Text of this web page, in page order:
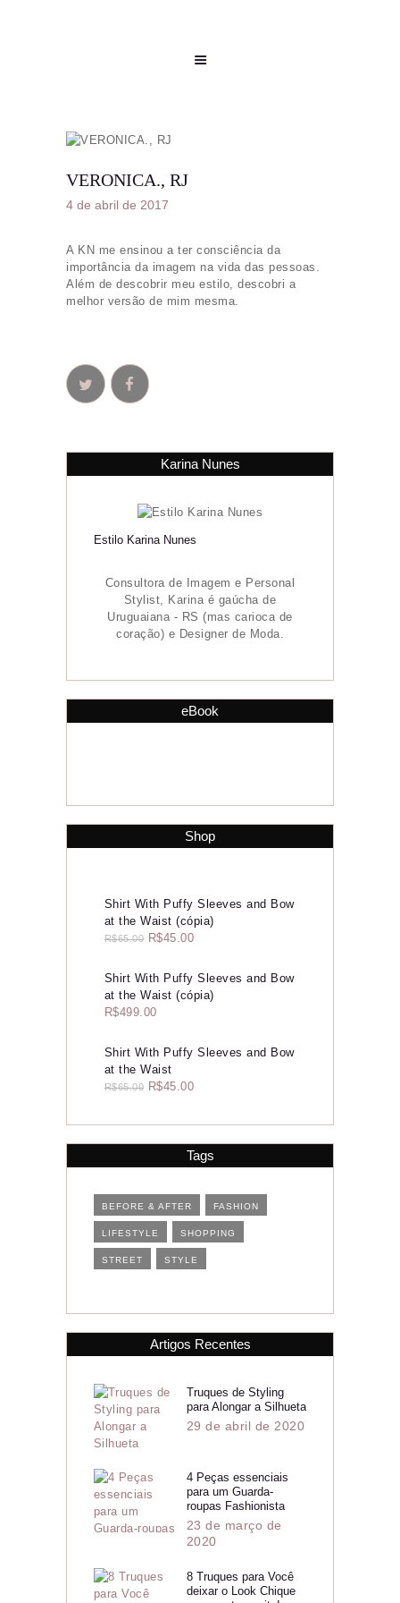
Home
Consultoria de Imagem
Serviços
Portfólio
Contato
VERONICA., RJ
4 de abril de 2017
A KN me ensinou a ter consciência da
importância da imagem na vida das pessoas.
Além de descobrir meu estilo, descobri a
melhor versão de mim mesma.
Karina Nunes
Estilo Karina Nunes
Consultora de Imagem e Personal
Stylist, Karina é gaúcha de
Uruguaiana - RS (mas carioca de
coração) e Designer de Moda.
eBook
Shop
Shirt With Puffy Sleeves and Bow
at the Waist (cópia)
R$65.00 R$45.00
Shirt With Puffy Sleeves and Bow
at the Waist (cópia)
R$499.00
Shirt With Puffy Sleeves and Bow
at the Waist
R$65.00 R$45.00
Tags
BEFORE & AFTER FASHION
LIFESTYLE SHOPPING
STREET STYLE
Artigos Recentes
Truques de Styling
para Alongar a Silhueta
29 de abril de 2020
4 Peças essenciais
para um Guarda-
roupas Fashionista
23 de março de
2020
8 Truques para Você
deixar o Look Chique